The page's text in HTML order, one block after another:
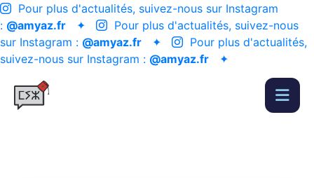
Pour plus d'actualités, suivez-nous sur Instagram
: @amyaz.fr ✦
Pour plus d'actualités, suivez-nous
sur Instagram : @amyaz.fr ✦
Pour plus d'actualités,
suivez-nous sur Instagram : @amyaz.fr ✦